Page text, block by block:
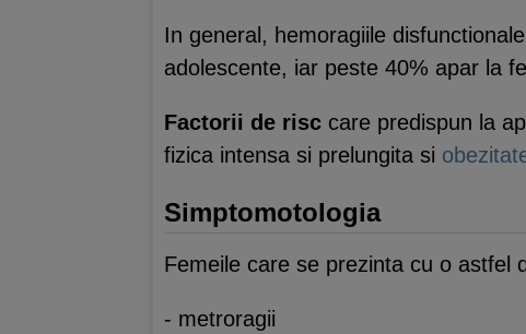
In general, hemoragiile
adolescente, iar peste 40% apar la
Factorii de risc care predispun la
fizica intensa si prelungita si
Simptomotologia
Femeile care se prezinta cu o astfel
- metroragii